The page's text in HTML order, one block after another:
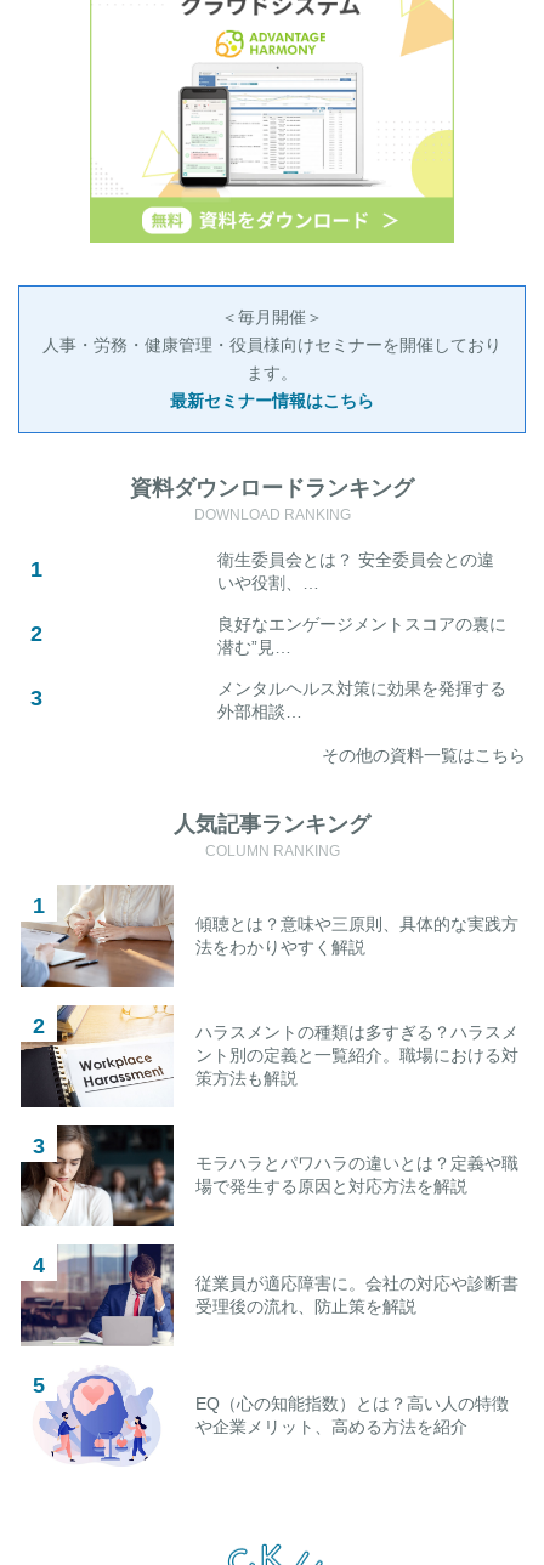
＜毎月開催＞
人事・労務・健康管理・役員様向けセミナーを開催しており
ます。
最新セミナー情報はこちら
資料ダウンロードランキング
DOWNLOAD RANKING
衛生委員会とは？ 安全委員会との違
いや役割、…
良好なエンゲージメントスコアの裏に
潜む”見…
メンタルヘルス対策に効果を発揮する
外部相談…
その他の資料一覧はこちら
人気記事ランキング
COLUMN RANKING
傾聴とは？意味や三原則、具体的な実践方
法をわかりやすく解説
ハラスメントの種類は多すぎる？ハラスメ
ント別の定義と一覧紹介。職場における対
策方法も解説
モラハラとパワハラの違いとは？定義や職
場で発生する原因と対応方法を解説
従業員が適応障害に。会社の対応や診断書
受理後の流れ、防止策を解説
EQ（心の知能指数）とは？高い人の特徴
や企業メリット、高める方法を紹介